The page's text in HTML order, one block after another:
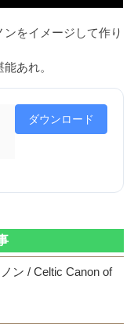
をイメージして作り
あれ。
ダウンロード
ン / Celtic Canon of